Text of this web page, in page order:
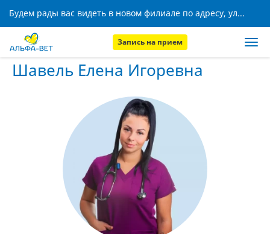
Будем рады вас видеть в новом филиале по адресу, ул. Кижеватова, 8!
Запись на прием
Главная Наши сотрудники Шавель Елена Игоревна
Шавель Елена Игоревна